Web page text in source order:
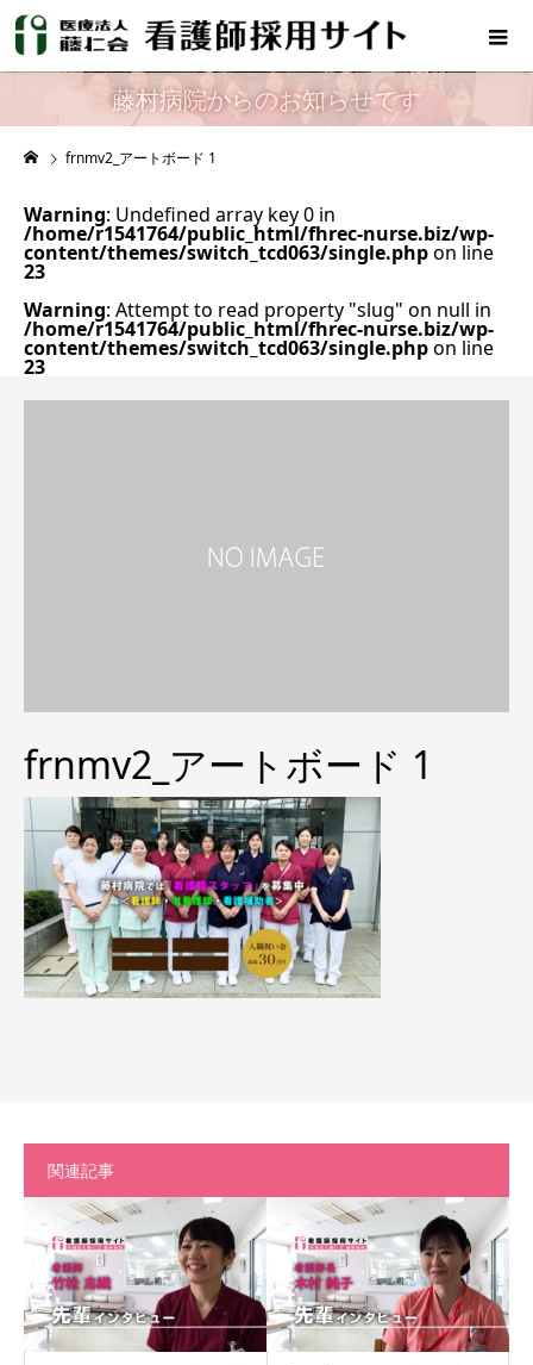
藤村病院からのお知らせです
frnmv2_アートボード 1
Warning: Undefined array key 0 in
/home/r1541764/public_html/fhrec-nurse.biz/wp-
content/themes/switch_tcd063/single.phpon line
23
Warning: Attempt to read property "slug" on null in
/home/r1541764/public_html/fhrec-nurse.biz/wp-
content/themes/switch_tcd063/single.phpon line
23
frnmv2_アートボード 1
関連記事